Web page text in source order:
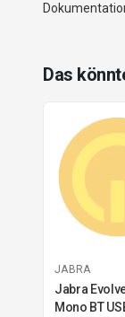
Das
JABRA
Jabra
Mono BT